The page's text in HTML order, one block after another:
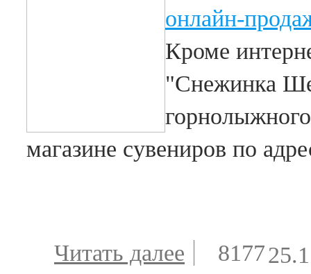
онлайн-
Кроме
"Снежинка
магазине сувениров по
Читать далее о Сувениры
8177